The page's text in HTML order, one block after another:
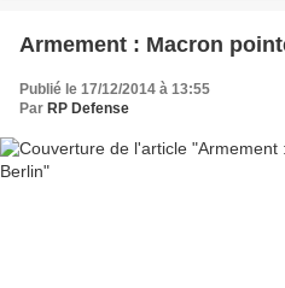
Armement : Macron
Publié le 17/12/2014 à 13:55
Par RP Defense